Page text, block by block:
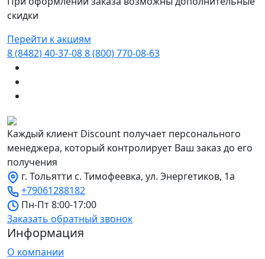
скидки
Перейти к акциям
8 (8482) 40-37-088 (800) 770-08-63
Каждый клиент Discount получает персонального
менеджера, который контролирует Ваш заказ до его
получения
г. Тольятти с. Тимофеевка, ул. Энергетиков, 1а
+79061288182
Пн-Пт 8:00-17:00
Заказать обратный звонок
Информация
О компании